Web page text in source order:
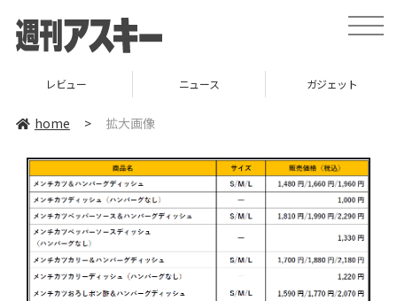
toggle
レビュー ニュース ガジェット
home > 拡大画像